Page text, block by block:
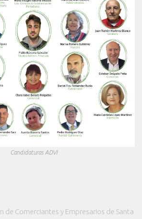
Candidaturas ADVI
de Comerciantes y Empresarios de Santa